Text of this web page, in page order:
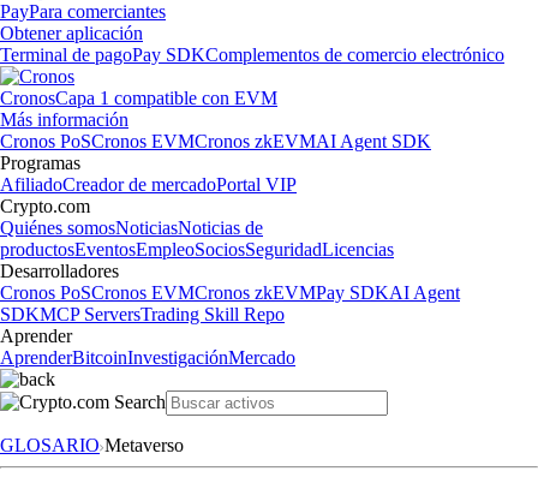
PayPara comerciantes
Obtener aplicación
Terminal de pagoPay SDKComplementos de comercio electrónico
CronosCapa 1 compatible con EVM
Más información
Cronos PoSCronos EVMCronos zkEVMAI Agent SDK
Programas
AfiliadoCreador de mercadoPortal VIP
Crypto.com
Quiénes somosNoticiasNoticias de
productosEventosEmpleoSociosSeguridadLicencias
Desarrolladores
Cronos PoSCronos EVMCronos zkEVMPay SDKAI Agent
SDKMCP ServersTrading Skill Repo
Aprender
AprenderBitcoinInvestigaciónMercado
GLOSARIO Metaverso